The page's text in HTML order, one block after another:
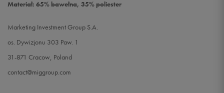
Materiał: 65% bawełna, 35% poliester
Marketing Investment Group S.A.
os. Dywizjonu 303 Paw. 1
31-871 Cracow, Poland
contact@miggroup.com